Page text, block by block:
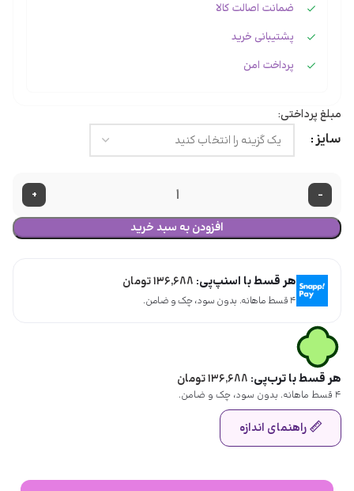
ضمانت اصالت کالا
پشتیبانی خرید
پرداخت امن
مبلغ پرداختی:
سایز
-
+
افزودن به سبد خرید
هر قسط با اسنپ‌پی: ۱۳۶,۶۸۸تومان
۴ قسط ماهانه. بدون سود، چک و ضامن.
هر قسط با ترب‌پی: ۱۳۶,۶۸۸تومان
۴ قسط ماهانه. بدون سود، چک و ضامن.
راهنمای اندازه